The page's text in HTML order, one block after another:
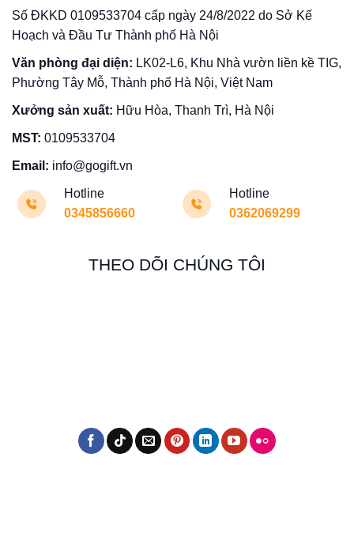
Số ĐKKD 0109533704 cấp ngày 24/8/2022 do Sở Kế
Hoạch và Đầu Tư Thành phố Hà Nội
Văn phòng đại diện: LK02-L6, Khu Nhà vườn liền kề TIG,
Phường Tây Mỗ, Thành phố Hà Nội, Việt Nam
Xưởng sản xuất: Hữu Hòa, Thanh Trì, Hà Nội
MST: 0109533704
Email: info@gogift.vn
Hotline
0345856660
Hotline
0362069299
THEO DÕI CHÚNG TÔI